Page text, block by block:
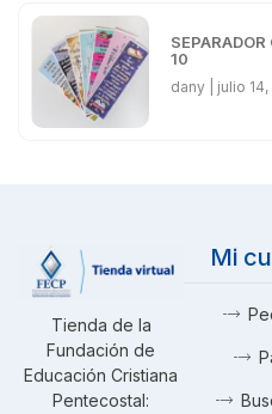
10
dany julio
Tienda de la
Fundación de
Educación Cristiana
Pentecostal:
Mi